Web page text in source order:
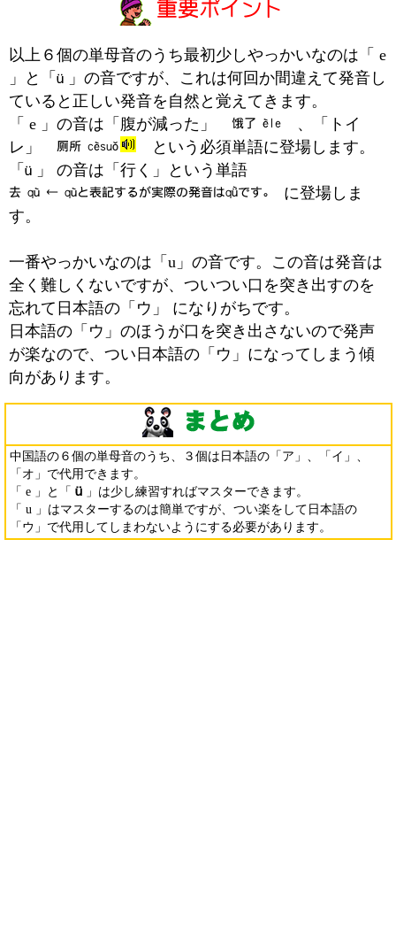
以上６個の単母音のうち最初少しやっかいなのは「 e
」と「
」の音ですが、これは何回か間違えて発音し
ていると正しい発音を自然と覚えてきます。
「 e 」の音は「腹が減った」
、「トイ
レ」
という必須単語に登場します。
「
」 の音は「行く」という単語
に登場しま
す。
一番やっかいなのは「u」の音です。この音は発音は
全く難しくないですが、ついつい口を突き出すのを
忘れて日本語の「ウ」 になりがちです。
日本語の「ウ」のほうが口を突き出さないので発声
が楽なので、つい日本語の「ウ」になってしまう傾
向があります。
中国語の６個の単母音のうち、３個は日本語の「ア」、「イ」、
「オ」で代用できます。
「 e 」と「
」は少し練習すればマスターできます。
「 u 」はマスターするのは簡単ですが、つい楽をして日本語の
「ウ」で代用してしまわないようにする必要があります。